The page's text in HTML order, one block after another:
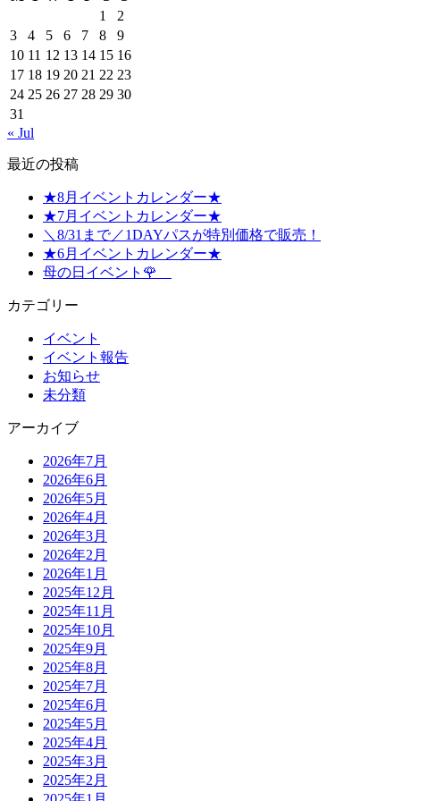
1
2
3
4 5 6 7 8
9
10 11 12 13 14 15 16
17 18 19 20 21 22 23
24 25 26 27 28 29 30
31
« Jul
最近の投稿
★8月イベントカレンダー★
★7月イベントカレンダー★
＼8/31まで／1DAYパスが特別価格で販売！
★6月イベントカレンダー★
母の日イベント🌹
カテゴリー
イベント
イベント報告
お知らせ
未分類
アーカイブ
2026年7月
2026年6月
2026年5月
2026年4月
2026年3月
2026年2月
2026年1月
2025年12月
2025年11月
2025年10月
2025年9月
2025年8月
2025年7月
2025年6月
2025年5月
2025年4月
2025年3月
2025年2月